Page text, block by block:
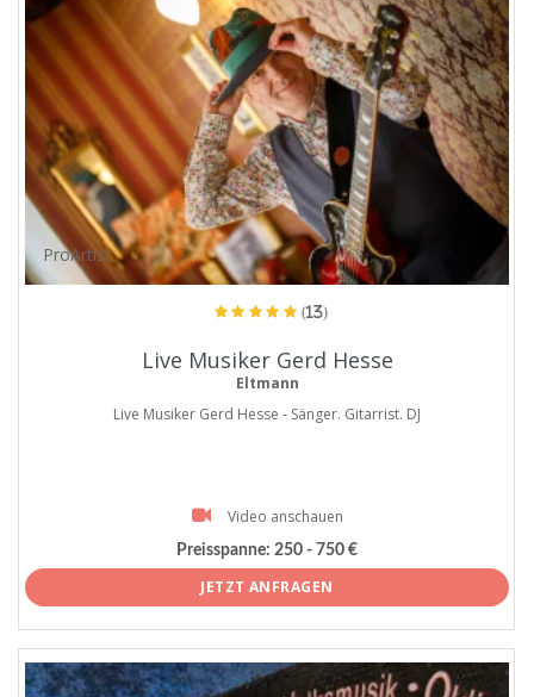
ProArtist
(13)
Live Musiker Gerd Hesse
Eltmann
Live Musiker Gerd Hesse - Sänger. Gitarrist. DJ
Video anschauen
Preisspanne: 250 - 750 €
JETZT ANFRAGEN